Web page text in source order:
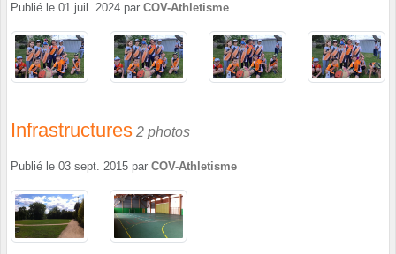
Publié le 01 juil. 2024 par COV-Athletisme
Infrastructures 2 photos
Publié le 03 sept. 2015 par COV-Athletisme